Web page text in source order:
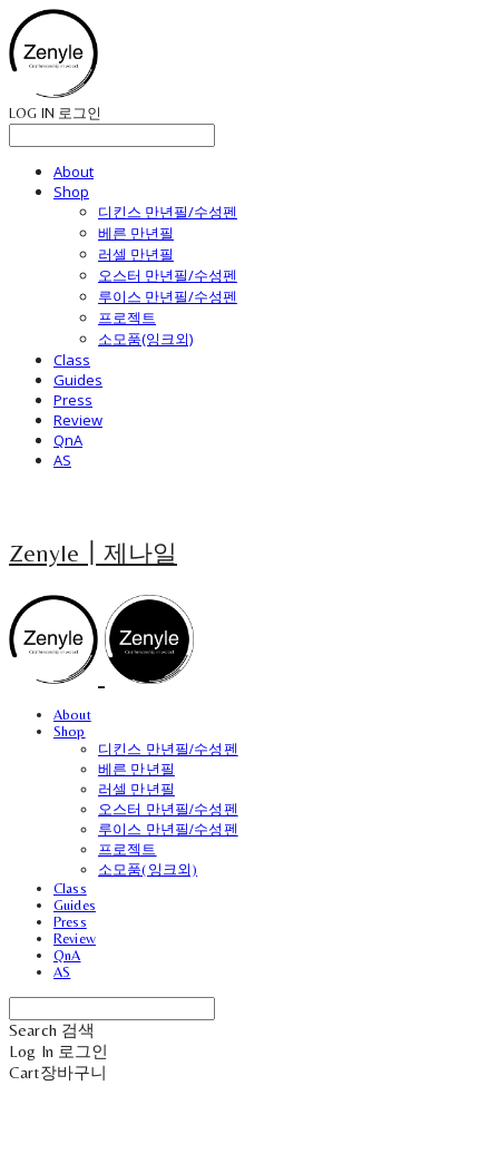
LOG IN 로그인
About
Shop
디킨스 만년필/수성펜
베른 만년필
러셀 만년필
오스터 만년필/수성펜
루이스 만년필/수성펜
프로젝트
소모품(잉크외)
Class
Guides
Press
Review
QnA
AS
Zenyle┃제나일
About
Shop
디킨스 만년필/수성펜
베른 만년필
러셀 만년필
오스터 만년필/수성펜
루이스 만년필/수성펜
프로젝트
소모품(잉크외)
Class
Guides
Press
Review
QnA
AS
Search 검색
Log In 로그인
Cart장바구니